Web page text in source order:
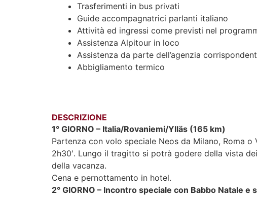
Trasferimenti in bus privati
Guide accompagnatrici parlanti italiano
Attività ed ingressi come previsti nel
Assistenza Alpitour in loco
Assistenza da parte dell’agenzia
Abbigliamento termico
DESCRIZIONE
1° GIORNO – Italia/Rovaniemi/Ylläs (165 km)
Partenza con volo speciale Neos da Milano, Roma
2h30′. Lungo il tragitto si potrà godere della vista
della vacanza.
Cena e pernottamento in hotel.
2° GIORNO – Incontro speciale con Babbo Natale e